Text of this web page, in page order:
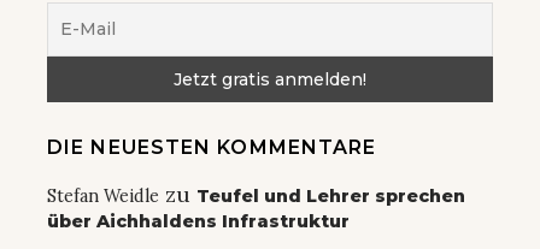
DIE NEUESTEN KOMMENTARE
Stefan Weidle zu Teufel und Lehrer sprechen
über Aichhaldens Infrastruktur